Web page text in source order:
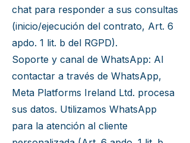
chat para responder a sus consultas
(inicio/ejecución del contrato, Art. 6
apdo. 1 lit. b del RGPD).
Soporte y canal de WhatsApp: Al
contactar a través de WhatsApp,
Meta Platforms Ireland Ltd. procesa
sus datos. Utilizamos WhatsApp
para la atención al cliente